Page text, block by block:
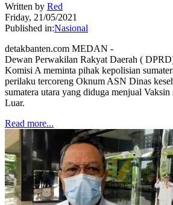
Written by Red
Friday, 21/05/2021
Published in:Nasional
detakbanten.com MEDAN -
Dewan Perwakilan Rakyat Daerah (
Komisi A meminta pihak kepolisian
perilaku tercoreng Oknum ASN Dinas
sumatera utara yang diduga menjual
Luar.
Read more...